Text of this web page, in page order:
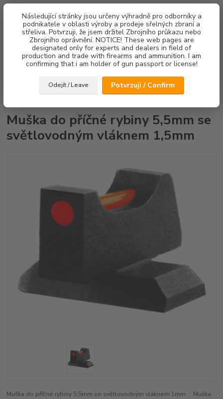
Následující stránky jsou určeny výhradně pro odborníky a
podnikatele v oblasti výroby a prodeje sřelných zbraní a
střeliva. Potvrzuji, že jsem držitel Zbrojního průkazu nebo
Zbrojního oprávnění. NOTICE! These web pages are
designated only for experts and dealers in field of
production and trade with firearms and ammunition. I am
confirming that i am holder of gun passport or license!
Odejít / Leave Potvrzuji / Confirm
Menu
Hledat
za0,00 Kč
CZ75/CZ85 Mušky
Muška do příčné rybiny 5,5mm
Muška do příčné rybiny 5,5mm se
světlovodným vláknem 1,5mm
Muška do příčné rybiny 5,5mm se světlovodným vláknem 1mm Muška